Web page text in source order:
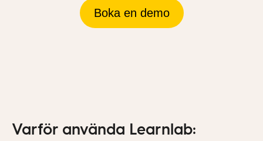
Boka en demo
Varför använda Learnlab: